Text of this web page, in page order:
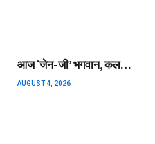
आज ‘जेन-जी’ भगवान, कल…
AUGUST 4, 2026